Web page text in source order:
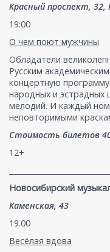
Красный проспект, 32,
19:00
О чем поют мужчины
Обладатели
Русским
концертную
народных и эстрадных
мелодий. И каждый
неповторимыми
Стоимость билетов
12+
Новосибирский
Каменская, 43
19.00
Весёлая вдова